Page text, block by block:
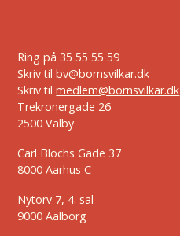
Ring på 35 55 55 59
Skriv tilbv@bornsvilkar.dk
Skriv tilmedlem@bornsvilkar.dk
Trekronergade 26
2500 Valby
Carl Blochs Gade 37
8000 Aarhus C
Nytorv 7, 4. sal
9000 Aalborg